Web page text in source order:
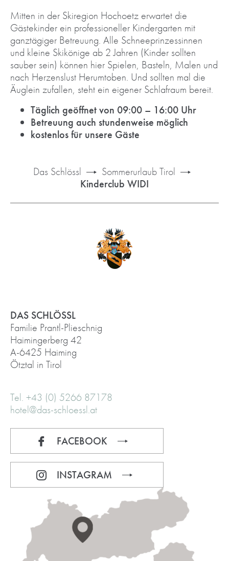
Mitten in der Skiregion Hochoetz erwartet die
Gästekinder ein professioneller Kindergarten mit
ganztägiger Betreuung. Alle Schneeprinzessinnen
und kleine Skikönige ab 2 Jahren (Kinder sollten
sauber sein) können hier Spielen, Basteln, Malen und
nach Herzenslust Herumtoben. Und sollten mal die
Äuglein zufallen, steht ein eigener Schlafraum bereit.
Täglich geöffnet von 09:00 – 16:00 Uhr
Betreuung auch stundenweise möglich
kostenlos für unsere Gäste
Das Schlössl
Sommerurlaub Tirol
Kinderclub WIDI
DAS SCHLÖSSL
Familie Prantl-Plieschnig
Haimingerberg 42
A-6425 Haiming
Ötztal in Tirol
Tel. +43 (0) 5266 87178
hotel@das-schloessl.at
FACEBOOK
INSTAGRAM